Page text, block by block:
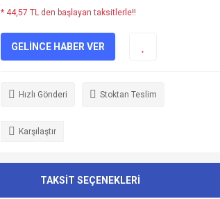
* 44,57 TL den başlayan taksitlerle!!
GELİNCE HABER VER
Hızlı Gönderi Stoktan Teslim
Karşılaştır
TAKSİT SEÇENEKLERİ